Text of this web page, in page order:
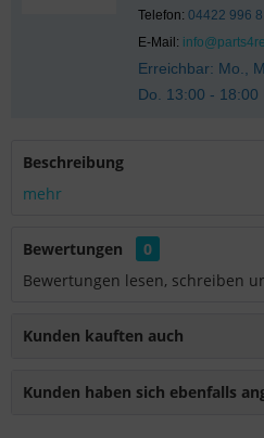
Telefon: 04422 996
E-Mail:
Erreichbar: Mo.,
Do. 13:00 - 18:00
Beschreibung
mehr
Bewertungen
0
Bewertungen lesen, schreiben
Kunden kauften auch
Kunden haben sich ebenfalls